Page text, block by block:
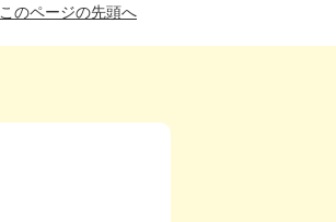
このページの先頭へ